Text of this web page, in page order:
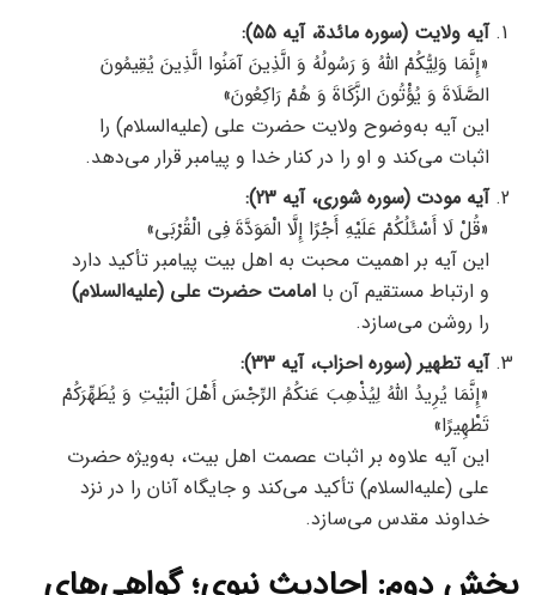
آیه ولایت (سوره مائدة، آیه 55)
:
«إِنَّمَا وَلِيُّكُمْ اللَّهُ وَ رَسُولُهُ وَ الَّذِينَ آمَنُوا الَّذِينَ يُقِيمُونَ
الصَّلَاةَ وَ يُؤْتُونَ الزَّكَاةَ وَ هُمْ رَاكِعُونَ»
این آیه به‌وضوح ولایت حضرت علی (علیه‌السلام) را
اثبات می‌کند و او را در کنار خدا و پیامبر قرار می‌دهد.
آیه مودت (سوره شورى، آیه 23):
«قُلْ لَا أَسْئَلُكُمْ عَلَيْهِ أَجْرًا إِلَّا الْمَوَدَّةَ فِي الْقُرْبَى»
این آیه بر اهمیت محبت به اهل بیت پیامبر تأکید دارد
و ارتباط مستقیم آن با امامت حضرت علی (علیه‌السلام)
را روشن می‌سازد.
آیه تطهیر (سوره احزاب، آیه 33)
:
«إِنَّمَا يُرِيدُ اللَّهُ لِيُذْهِبَ عَنكُمُ الرِّجْسَ أَهْلَ الْبَيْتِ وَ يُطَهِّرَكُمْ
تَطْهِيرًا»
این آیه علاوه بر اثبات عصمت اهل بیت، به‌ویژه حضرت
علی (علیه‌السلام) تأکید می‌کند و جایگاه آنان را در نزد
خداوند مقدس می‌سازد.